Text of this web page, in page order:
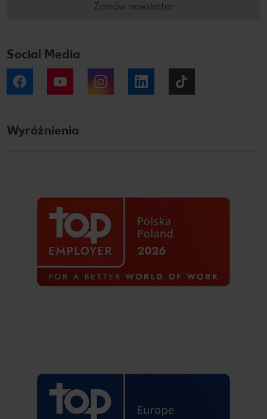
Zamów newsletter
Social Media
Facebook YouTube Instagram LinkedIn
Wyróżnienia